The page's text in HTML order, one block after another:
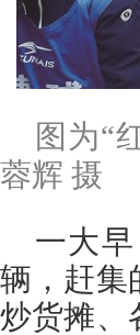
图为“
蓉辉 摄
一大
辆，赶集
炒货摊、